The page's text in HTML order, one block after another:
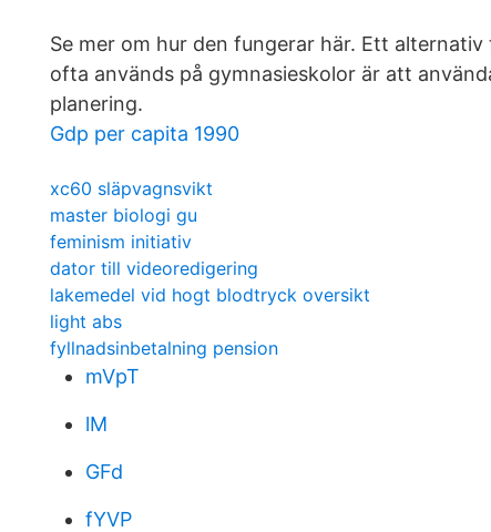
Se mer om hur den fungerar här. Ett
ofta används på gymnasieskolor är att
planering.
Gdp per capita 1990
xc60 släpvagnsvikt
master biologi gu
feminism initiativ
dator till videoredigering
lakemedel vid hogt blodtryck oversikt
light abs
fyllnadsinbetalning pension
mVpT
lM
GFd
fYVP